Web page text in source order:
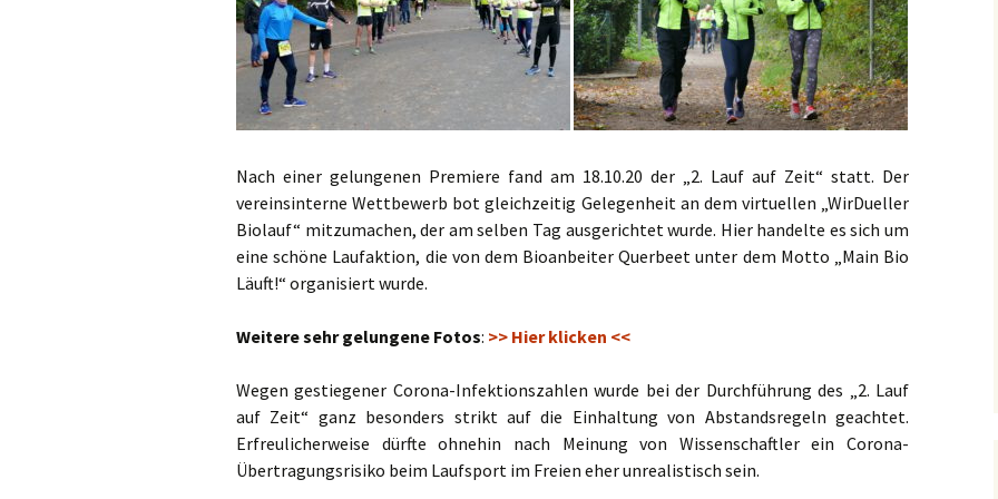
Fotos / Berichte Foto-Impressionen 2019
Foto-Impressionen 2018
Permanente Strecken
Berichte Lauftreff
Nach einer gelungenen Premiere fand am 18.10.20 der „2. Lauf auf Zeit“ statt. Der
vereinsinterne Wettbewerb bot gleichzeitig Gelegenheit an dem virtuellen „WirDueller
Biolauf“ mitzumachen, der am selben Tag ausgerichtet wurde. Hier handelte es sich um
eine schöne Laufaktion, die von dem Bioanbeiter Querbeet unter dem Motto „Main Bio
Läuft!“ organisiert wurde.
Weitere sehr gelungene Fotos: >> Hier klicken <<
Wegen gestiegener Corona-Infektionszahlen wurde bei der Durchführung des „2. Lauf
auf Zeit“ ganz besonders strikt auf die Einhaltung von Abstandsregeln geachtet.
Erfreulicherweise dürfte ohnehin nach Meinung von Wissenschaftler ein Corona-
Übertragungsrisiko beim Laufsport im Freien eher unrealistisch sein.